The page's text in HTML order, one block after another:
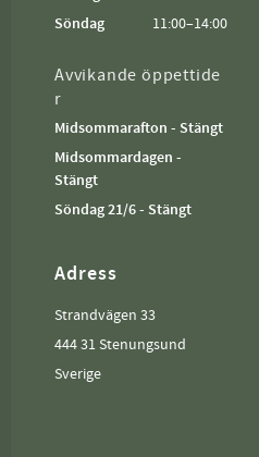
Söndag
11:00–14:00
Avvikande öppettide
r
Midsommarafton - Stängt
Midsommardagen -
Stängt
Söndag 21/6 - Stängt
Adress
Strandvägen 33
444 31 Stenungsund
Sverige